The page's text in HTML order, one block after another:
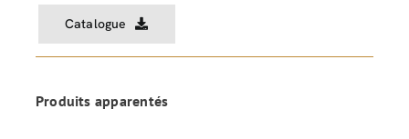
Catalogue
Produits apparentés